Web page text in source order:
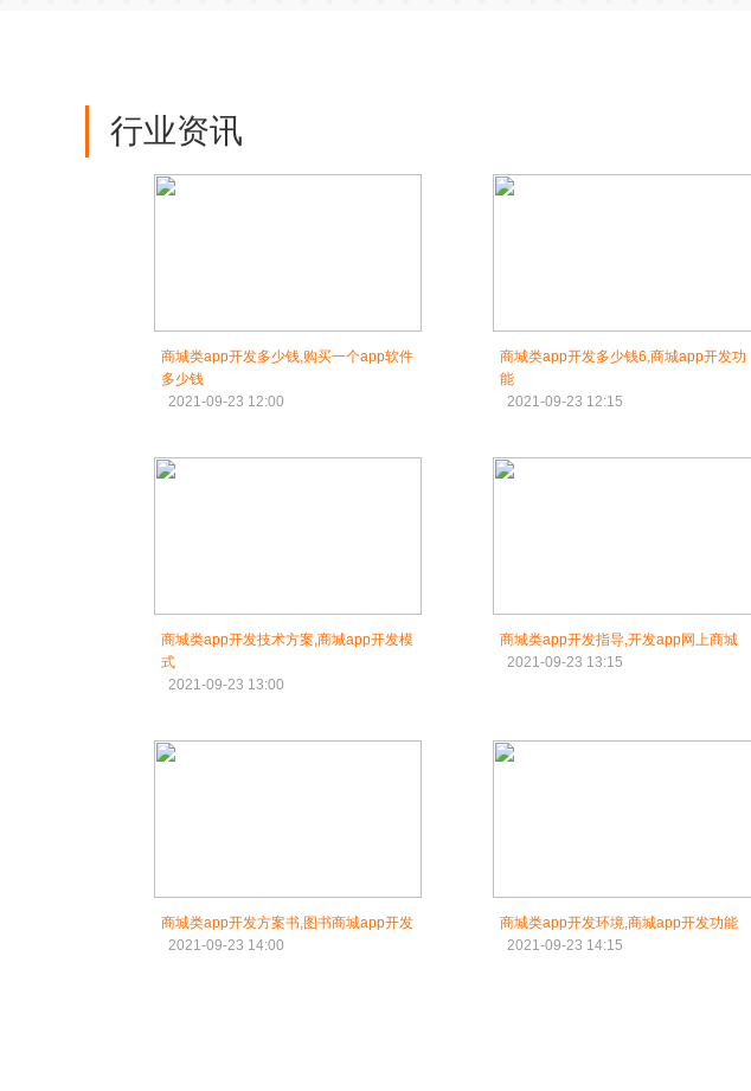
行业资讯
商城类app开发多少钱,购买一个app软件
多少钱
2021-09-23 12:00
商城类app开发多少钱6,商城app开发功
能
2021-09-23 12:15
商城类app开发技术方案,商城app开发模
式
2021-09-23 13:00
商城类app开发指导,开发app网上商城
2021-09-23 13:15
商城类app开发方案书,图书商城app开发
2021-09-23 14:00
商城类app开发环境,商城app开发功能
2021-09-23 14:15